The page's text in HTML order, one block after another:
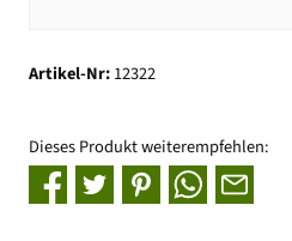
Artikel-Nr:12322
Dieses Produkt weiterempfehlen: